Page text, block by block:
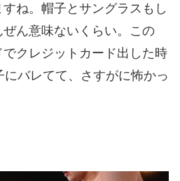
ね。帽子とサングラスもし
ん意味ないくらい。この
クレジットカード出した時
バレてて、さすがに怖かっ